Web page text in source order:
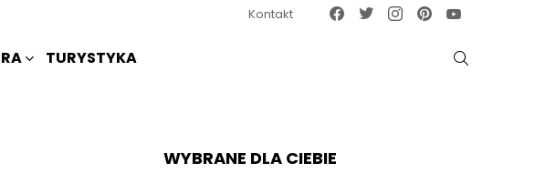
Kontakt Facebook
TwitterInstagram
TURYSTYKA
WYBRANE DLA CIEBIE